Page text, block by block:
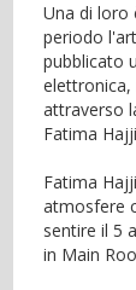
Una di loro
periodo
pubblicato
elettronica,
attraverso
Fatima
Fatima
atmosfere
sentire il 5
in Main